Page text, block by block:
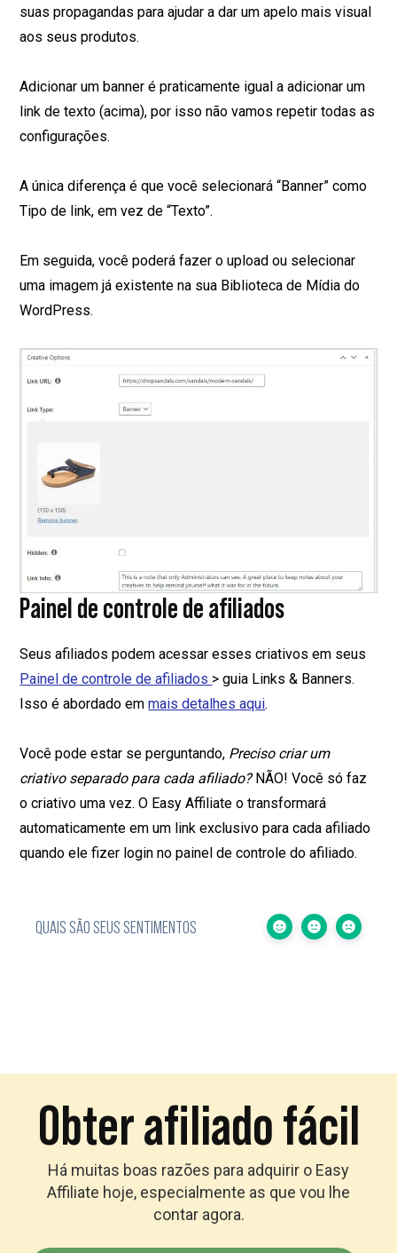
suas propagandas para ajudar a dar um apelo mais visual
aos seus produtos.
Adicionar um banner é praticamente igual a adicionar um
link de texto (acima), por isso não vamos repetir todas as
configurações.
A única diferença é que você selecionará “Banner” como
Tipo de link, em vez de “Texto”.
Em seguida, você poderá fazer o upload ou selecionar
uma imagem já existente na sua Biblioteca de Mídia do
WordPress.
Painel de controle de afiliados
Seus afiliados podem acessar esses criativos em seus
Painel de controle de afiliados > guia Links & Banners.
Isso é abordado emmais detalhes aqui.
Você pode estar se perguntando, Preciso criar um
criativo separado para cada afiliado?NÃO! Você só faz
o criativo uma vez. O Easy Affiliate o transformará
automaticamente em um link exclusivo para cada afiliado
quando ele fizer login no painel de controle do afiliado.
QUAIS SÃO SEUS SENTIMENTOS
Obter afiliado fácil
Há muitas boas razões para adquirir o Easy
Affiliate hoje, especialmente as que vou lhe
contar agora.